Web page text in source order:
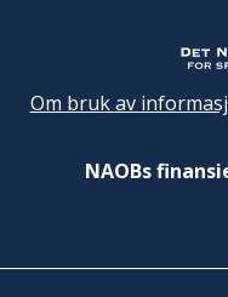
Om bruk av
NAOBs